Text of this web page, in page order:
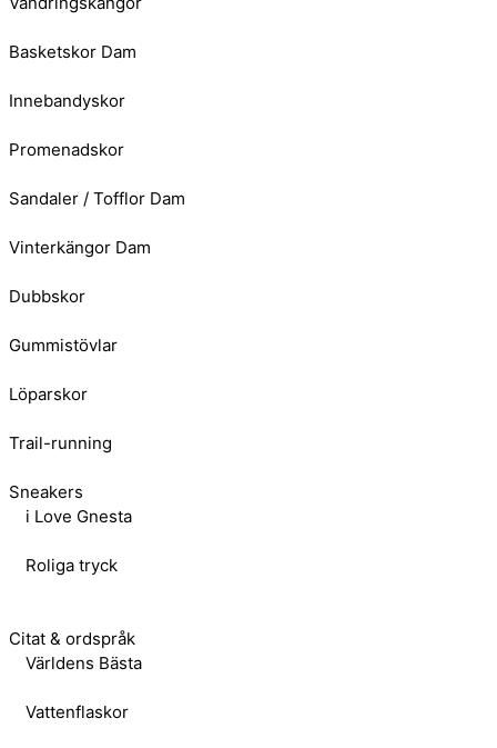
Basketskor Dam
Innebandyskor
Promenadskor
Sandaler / Tofflor Dam
Vinterkängor Dam
Dubbskor
Gummistövlar
Löparskor
Trail-running
Sneakers
i Love Gnesta
Roliga tryck
Citat & ordspråk
Världens Bästa
Vattenflaskor